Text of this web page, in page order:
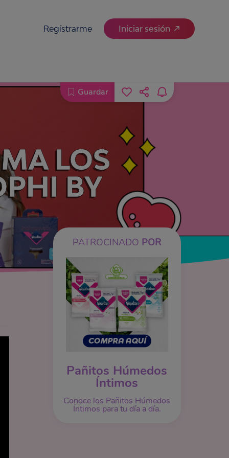
Regístrarme Iniciar sesión
LOS
BY
PATROCINADO POR
Pañitos Húmedos
Íntimos
Conoce los Pañitos Húmedos
Íntimos para tu día a día.
Guardar